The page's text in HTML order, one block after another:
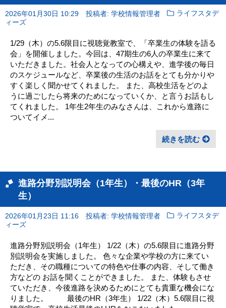
2026年01月30日 10:29 投稿者: 学校情報管理者
ライフスタデ
ィーズ
1/29（木）の5.6限目に視聴覚教室で、「卒業生の体験を語る
会」を開催しました。今回は、47期生の6人の卒業生に来て
いただきました。社会人となっての心構えや、進学後の毎日
のスケジュールなど、卒業後の生活のお話をとても分かりや
すく楽しく聞かせてくれました。 また、高校生活をどのよ
うに過ごしたら将来のためになっていくか、と言うお話もし
てくれました。 1年生2年生のみなさんは、これから進路に
ついてイメ...
続きを読む
進路分野別説明会（1年生）・最後のHR（3年
生）
2026年01月23日 11:16 投稿者: 学校情報管理者
ライフスタデ
ィーズ
進路分野別説明会（1年生） 1/22（木）の5.6限目に進路分野
別説明会を実施しました。 色々な企業や学校の方に来てい
ただき、その職種についての特色や仕事の内容、そして働き
方などの お話を聞くことができました。 また、体験もさせ
ていただき、今後進路を決めるためにとても貴重な機会にな
りました。 最後のHR（3年生） 1/22（木）5.6限目に視